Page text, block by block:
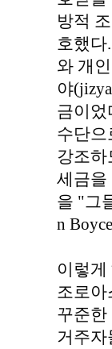
방적
호했다
와 개
야
금이었
수단으
강조하
세금을
을 "그
n
이렇
조로아
꾸준한
거주자